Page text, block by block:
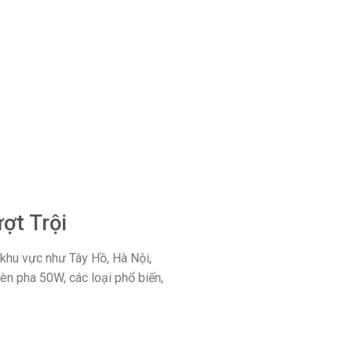
Trội
vực như Tây Hồ, Hà Nội,
pha 50W, các loại phổ biến,